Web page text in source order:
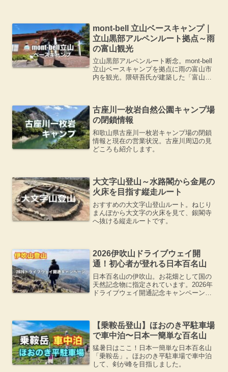
mont-bell 立山ベースキャンプ｜
立山黒部アルペンルート拠点～雨
の富山観光
立山黒部アルペンルート断念。mont-bell
立山ベースキャンプを拠点に雨の富山市
内を観光。隈研吾氏が建築した「富山市
古座川一枚岩自然公園キャンプ場
の閉鎖情報
和歌山県古座川一枚岩キャンプ場の閉鎖
情報と現在の営業状況。古座川周辺の見
どころも紹介します。
大文字山登山～水路閣から金尾の
火床を目指す縦走ルート
おすすめの大文字山登山ルート。ねじり
まんぽから大文字の火床を見て、銀閣寺
へ抜ける縦走ルートです。
2026伊吹山ドライブウェイ開
通！初心者が登れる日本百名山
日本百名山の伊吹山。お花畑として国の
天然記念物に指定されています。2026年
ドライブウェイ開通記念キャンペーンに
【乗鞍岳登山】ほおのき平駐車場
で車中泊〜日本一簡単な百名山
猛暑日はここ！日本一簡単な日本百名山
「乗鞍岳」。ほおのき平駐車場で車中泊
して、剣が峰を目指しました。